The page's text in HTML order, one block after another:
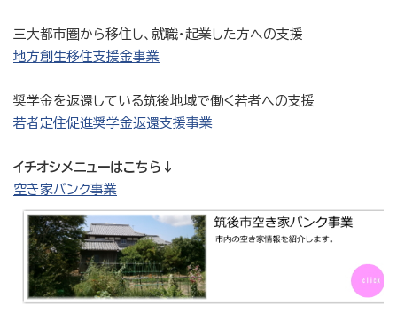
三大都市圏から移住し、就職・起業した方への支援
地方創生移住支援金事業
奨学金を返還している筑後地域で働く若者への支援
若者定住促進奨学金返還支援事業
イチオシメニューはこちら↓
空き家バンク事業